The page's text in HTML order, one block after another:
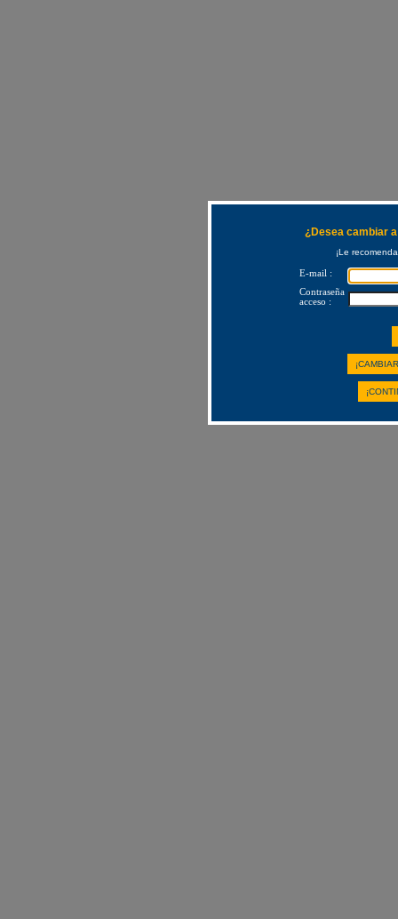
¿Desea cambiar
¡Le
E-mail :
Contraseña
acceso :